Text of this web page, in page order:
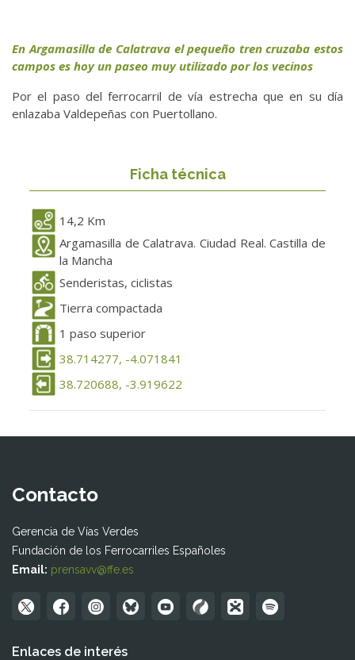
En Argamasilla de Calatrava el pequeño tren cruzaba estos
campos es hoy un paseo muy utilizado por los vecinos
Por el paso del ferrocarril de vía estrecha que en su día
enlazaba Valdepeñas con Puertollano.
Ficha técnica
14,2 Km
Argamasilla de Calatrava. Ciudad Real. Castilla de
la Mancha
Senderistas, ciclistas
Tierra compactada
1 paso superior
38.714277, -4.071841
38.720688, -3.919622
Contacto
Gerencia de Vías Verdes
Fundación de los Ferrocarriles Españoles
Email: prensavv@ffe.es
Enlaces de interés